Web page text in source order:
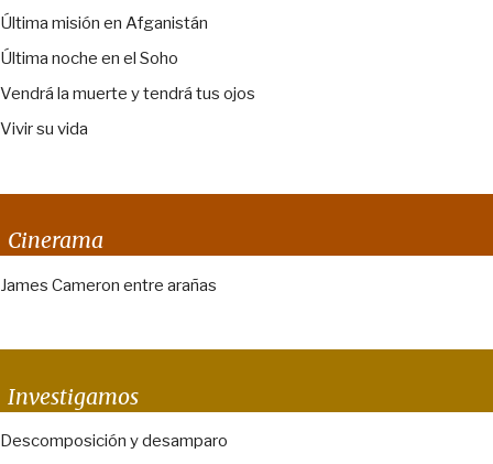
Última misión en Afganistán
Última noche en el Soho
Vendrá la muerte y tendrá tus ojos
Vivir su vida
Cinerama
James Cameron entre arañas
Investigamos
Descomposición y desamparo